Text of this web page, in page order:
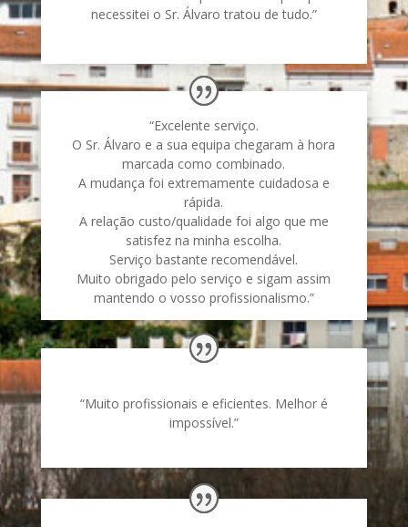
necessitei o Sr. Álvaro tratou de tudo.”
“Excelente serviço.
O Sr. Álvaro e a sua equipa chegaram à hora
marcada como combinado.
A mudança foi extremamente cuidadosa e
rápida.
A relação custo/qualidade foi algo que me
satisfez na minha escolha.
Serviço bastante recomendável.
Muito obrigado pelo serviço e sigam assim
mantendo o vosso profissionalismo.”
“Muito profissionais e eficientes. Melhor é
impossível.”